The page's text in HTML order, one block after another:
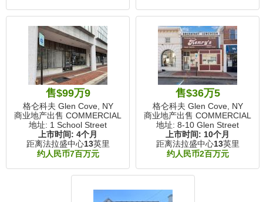
售$99万9
格仑科夫 Glen Cove, NY
商业地产出售 COMMERCIAL
地址: 1 School Street
上市时间: 4个月
距离法拉盛中心13英里
约人民币7百万元
售$36万5
格仑科夫 Glen Cove, NY
商业地产出售 COMMERCIAL
地址: 8-10 Glen Street
上市时间: 10个月
距离法拉盛中心13英里
约人民币2百万元